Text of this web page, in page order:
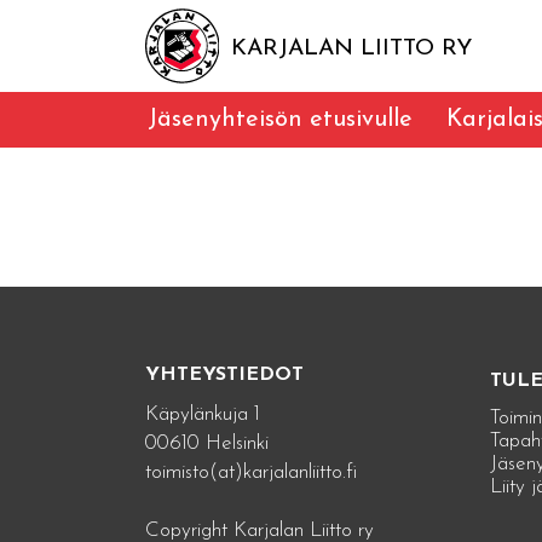
KARJALAN LIITTO RY
Jäsenyhteisön etusivulle
YHTEYSTIEDOT
Käpylänkuja 1
00610 Helsinki
toimisto(at)karjalanliitto.fi
Copyright Karjalan Liitto ry
Liity